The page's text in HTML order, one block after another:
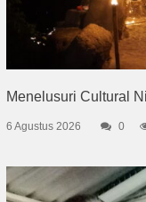
Menelusuri Cultural
6 Agustus 2026 0